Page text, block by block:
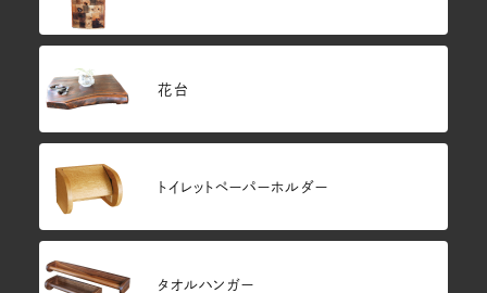
花台
トイレットペーパーホルダー
タオルハンガー